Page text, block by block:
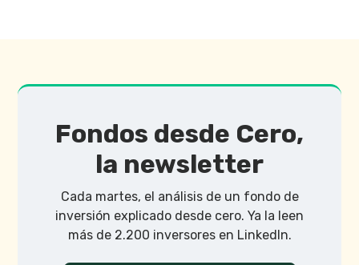
Fondos desde Cero,
la newsletter
Cada martes, el análisis de un fondo de
inversión explicado desde cero. Ya la leen
más de 2.200 inversores en LinkedIn.